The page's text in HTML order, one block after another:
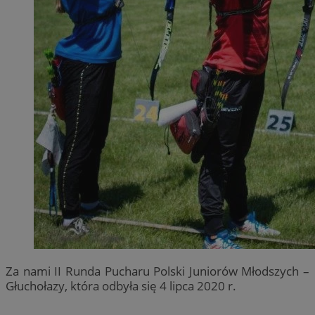
Za nami II Runda Pucharu Polski Juniorów Młodszych –
Głuchołazy, która odbyła się 4 lipca 2020 r.